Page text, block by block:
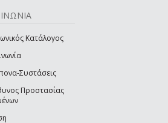
Κατάλογος
Συστάσεις
Προστασίας